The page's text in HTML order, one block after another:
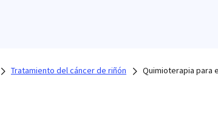
Tratamiento del cáncer de riñón Quimioterapia para